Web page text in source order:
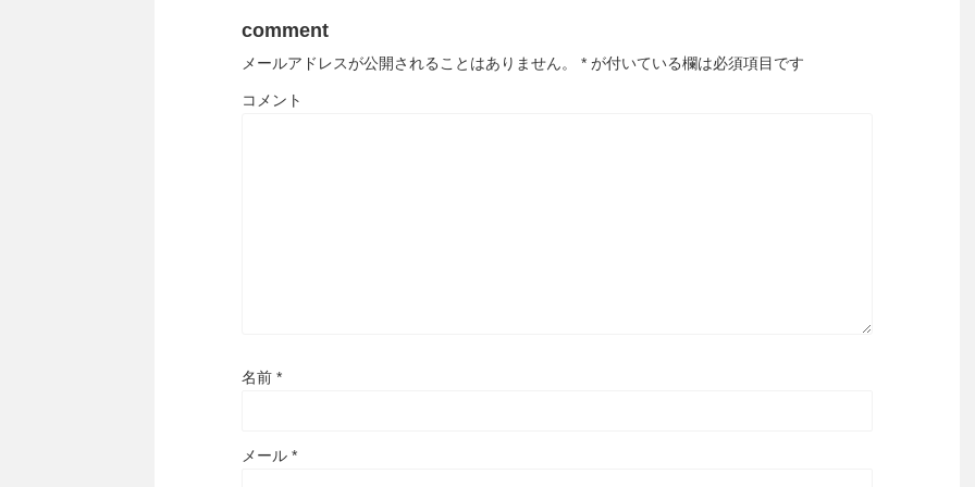
comment
メールアドレスが公開されることはありません。 * が付いている欄は必須項目です
コメント
名前 *
メール *